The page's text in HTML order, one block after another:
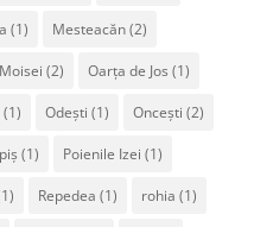
(1) Mesteacăn(2)
Moisei (2) Oarța de Jos (1)
(1) Odești (1) Oncești (2)
(1) Poienile Izei (1)
Repedea (1) rohia (1)